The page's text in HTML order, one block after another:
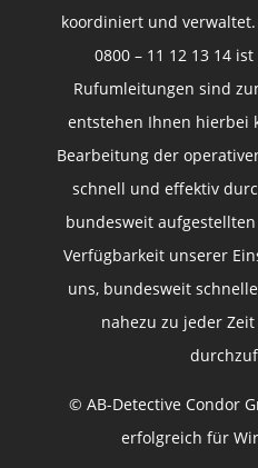
koordiniert und
0800 – 11 12 13 14
Rufumleitungen sind
entstehen Ihnen hierbei
Bearbeitung der
schnell und effektiv
bundesweit
Verfügbarkeit unserer
uns, bundesweit
nahezu zu jeder
© AB-Detective Condor
erfolgreich für